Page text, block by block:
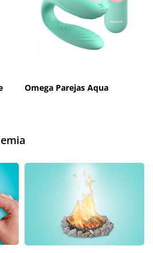
Omega Parejas Aqua